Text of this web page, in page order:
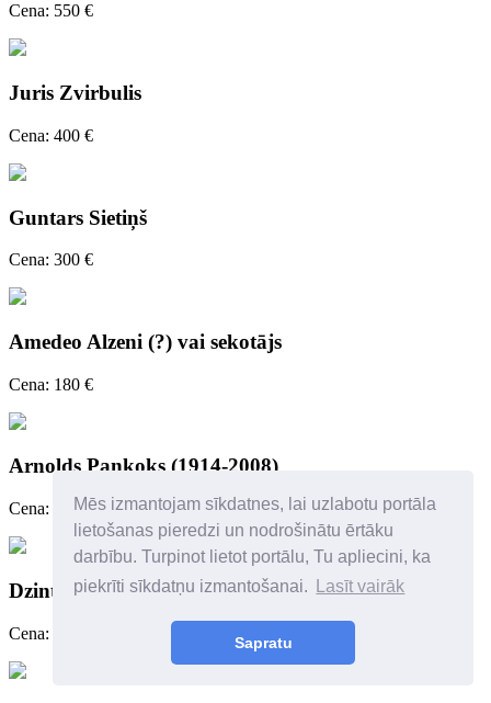
Mēs izmantojam sīkdatnes, lai uzlabotu portāla
lietošanas pieredzi un nodrošinātu ērtāku
darbību. Turpinot lietot portālu, Tu apliecini, ka
piekrīti sīkdatņu izmantošanai.
Lasīt vairāk
Sapratu
Cena: 550 €
Juris Zvirbulis
Cena: 400 €
Guntars Sietiņš
Cena: 300 €
Amedeo Alzeni (?) vai sekotājs
Cena: 180 €
Arnolds Pankoks (1914-2008)
Cena: 250 €
Dzintra Zvagina
Cena: 450 €